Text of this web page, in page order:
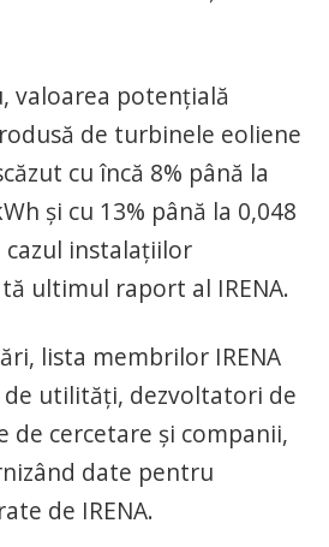
valoarea potenţială
de turbinele eoliene
cu încă 8% până la
şi cu 13% până la 0,048
instalaţiilor
ultimul raport al IRENA.
lista membrilor IRENA
de utilităţi, dezvoltatori de
de cercetare şi companii,
date pentru
de IRENA.